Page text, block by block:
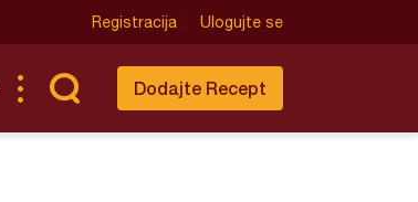
Registracija Ulogujte se
Dodajte Recept